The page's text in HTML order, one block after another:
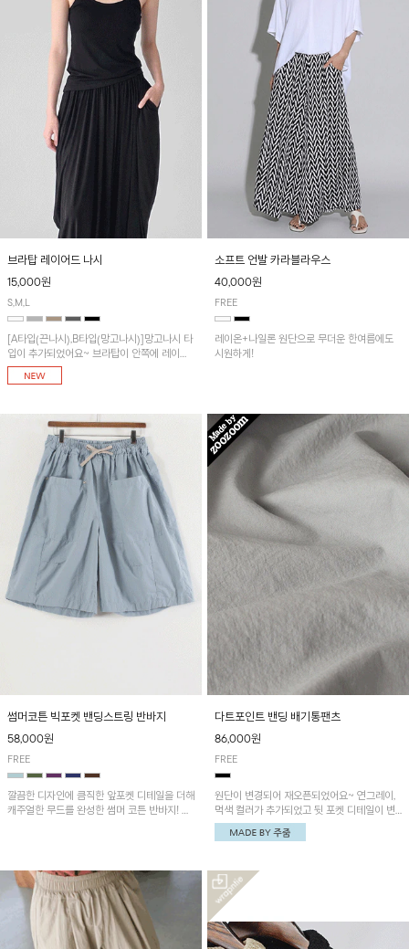
브라탑 레이어드 나시
15,000원
S,M,L
[A타입(끈나시),B타입(망고나시)]망고나시 타
입이 추가되었어요~ 브라탑이 안쪽에 레이어
드 되어 실용적인 나시!
소프트 언발 카라블라우스
40,000원
FREE
레이온+나일론 원단으로 무더운 한여름에도
시원하게!
썸머코튼 빅포켓 밴딩스트링 반바지
58,000원
FREE
깔끔한 디자인에 큼직한 앞포켓 디테일을 더해
캐주얼한 무드를 완성한 썸머 코튼 반바지! 허
다트포인트 밴딩 배기통팬츠
86,000원
FREE
원단이 변경되어 재오픈되었어요~ 연그레이,
먹색 컬러가 추가되었고 뒷 포켓 디테일이 변
경되었습니다~가볍고 시원하게 착용되는 배
기통팬츠! 허리밴딩과 여유로운 통으로 편안해